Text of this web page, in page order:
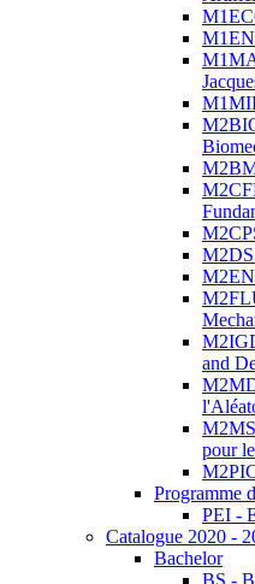
M2DS
and
pour
Programme
PEI -
Catalogue 2020 -
Bachelor
BS -